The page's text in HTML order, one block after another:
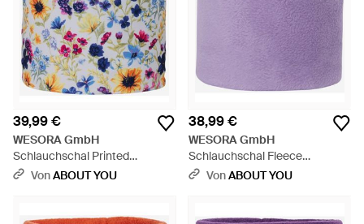
39,99 €
WESORA GmbH
Schlauchschal Printed
Neckwarmer Fleece Uv-Schutz
VonABOUT YOU
38,99 €
WESORA GmbH
Schlauchschal Fleece
Neckwarmer - Lila
VonABOUT YOU